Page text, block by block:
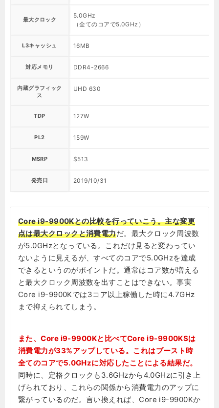
最大クロック
5.0GHz
（全てのコアで5.0GHz）
L3キャッシュ 16MB
対応メモリ DDR4-2666
内蔵グラフィック
ス
UHD 630
TDP 127W
PL2 159W
MSRP $513
発売日 2019/10/31
Core i9-9900Kとの比較を行っていこう。主な変更
点は最大クロックと消費電力だ。最大クロック周波数
が5.0GHzとなっている。これだけ見ると変わってい
ないように見えるが、すべてのコアで5.0GHzを達成
できるというのがポイントだ。通常はコア数が増える
と最大クロック周波数を出すことはできない。事実
Core i9-9900Kでは3コア以上稼働した時に4.7GHz
まで抑えられてしまう。
また、Core i9-9900Kと比べてCore i9-9900KSは
消費電力が33%アップしている。これはブースト時
全てのコアで5.0GHzに対応したことによる結果だ。
同時に、定格クロックも3.6GHzから4.0GHzに引き上
げられており、これらの関係から消費電力のアップに
繋がっているのだ。言い換えれば、Core i9-9900Kか